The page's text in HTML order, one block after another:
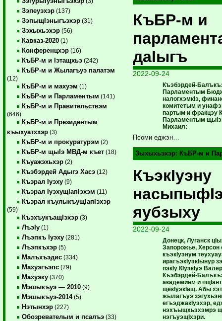
Зэпеуэхэр (137)
ЗэпыщIэныгъэхэр (31)
Зэхыхьэхэр (56)
Кавказ-2020 (1)
Конференцхэр (16)
КъБР-м и Iэтащхьэ (242)
КъБР-м и Жылагъуэ палатэм
(12)
КъБР-м и махуэм (1)
КъБР-м и Парламентым (141)
КъБР-м и Правительствэм
(646)
КъБР-м и Президентым
къыхуатххэр (3)
КъБР-м и прокуратурэм (2)
КъБР-м щыIэ МВД-м къет (18)
Къуажэхьхэр (2)
Къэбэрдей Адыгэ Хасэ (12)
Къэрал Iуэху (9)
Къэрал IуэхущIапIэхэм (11)
Къэрал къулыкъущIапIэхэр
(59)
КъэхъукъащIэхэр (3)
ЛъэIу (1)
Лъэпкъ Iуэху (281)
Лъэпкъхэр (5)
Малъхъэдис (334)
Махуэгъэпс (79)
Махуэку (370)
Мэшыкъуэ — 2010 (9)
Мэшыкъуэ-2014(5)
Нэтынхэр (227)
Обозревателым и псалъэ (33)
КъБР-м и
даIыгъ
2022-09-24
Къэбэрдей-
Парламентым
налогхэмкIэ,
комитетым и
партым и фракцэу
Парламентым
Михаил:
Псоми еджэн…
Зыхыхьэхэр: КъБР-м и
КъэкIуэну
яубзыху
2022-09-24
Донецк, Луганск
Запорожье, Херсон
къэкIуэнум
ирагъэкIуэкIынур
пэкIу КIуэкIуэ
Къэбэрдей-
академием и
щекIуэкIащ. Абы
жылагъуэ
егъэджакIуэхэр,
нэхъыщхьэхэмрэ
нэгъуэщIхэри.